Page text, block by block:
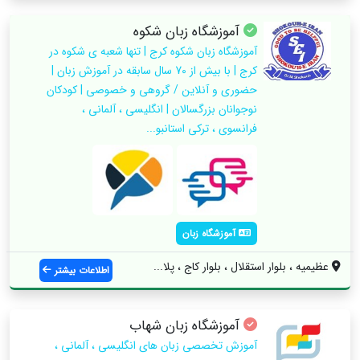
آموزشگاه زبان شکوه
️آموزشگاه زبان شكوه كرج | تنها شعبه ی شکوه در
کرج | با بیش از 70 سال سابقه در آموزش زبان |
حضوري و آنلاين / گروهي و خصوصي | كودكان
نوجوانان بزرگسالان | انگليسي ، آلماني ،
فرانسوي ، تركي استانبو...
آموزشگاه زبان
عظیمیه ، بلوار استقلال ، بلوار کاج ، پلا... اطلاعات بیشتر
آموزشگاه زبان شهاب
آموزش تخصصی زبان های انگلیسی ، آلمانی ،